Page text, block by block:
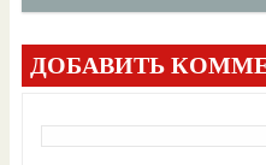
ДОБАВИТЬ